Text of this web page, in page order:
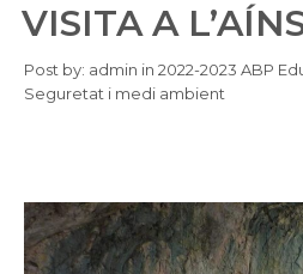
VISITA A
Post by: admin in 2022-2023 ABP
Seguretat i medi ambient